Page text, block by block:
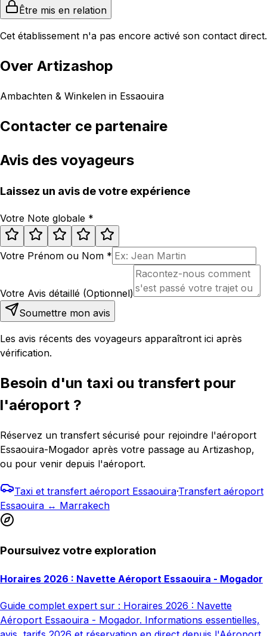
Être mis en relation
Cet établissement n'a pas encore activé son contact direct.
Over Artizashop
Ambachten & Winkelen in Essaouira
Contacter ce partenaire
Avis des voyageurs
Laissez un avis de votre expérience
Votre Note globale *
Votre Prénom ou Nom *
Votre Avis détaillé (Optionnel)
Soumettre mon avis
Les avis récents des voyageurs apparaîtront ici après
vérification.
Besoin d'un taxi ou transfert pour
l'aéroport ?
Réservez un transfert sécurisé pour rejoindre l'aéroport
Essaouira-Mogador après votre passage au Artizashop,
ou pour venir depuis l'aéroport.
Taxi et transfert aéroport Essaouira·Transfert aéroport
Essaouira ↔ Marrakech
Poursuivez votre exploration
Horaires 2026 : Navette Aéroport Essaouira - Mogador
Guide complet expert sur : Horaires 2026 : Navette
Aéroport Essaouira - Mogador. Informations essentielles,